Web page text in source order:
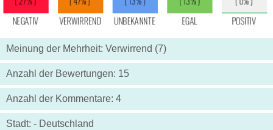
Meinung der Mehrheit: Verwirrend (7)
Anzahl der Bewertungen: 15
Anzahl der Kommentare: 4
Stadt: - Deutschland